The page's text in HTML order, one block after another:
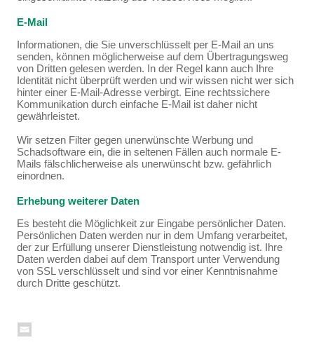
E-Mail
Informationen, die Sie unverschlüsselt per E-Mail an uns
senden, können möglicherweise auf dem Übertragungsweg
von Dritten gelesen werden. In der Regel kann auch Ihre
Identität nicht überprüft werden und wir wissen nicht wer sich
hinter einer E-Mail-Adresse verbirgt. Eine rechtssichere
Kommunikation durch einfache E-Mail ist daher nicht
gewährleistet.
Wir setzen Filter gegen unerwünschte Werbung und
Schadsoftware ein, die in seltenen Fällen auch normale E-
Mails fälschlicherweise als unerwünscht bzw. gefährlich
einordnen.
Erhebung weiterer Daten
Es besteht die Möglichkeit zur Eingabe persönlicher Daten.
Persönlichen Daten werden nur in dem Umfang verarbeitet,
der zur Erfüllung unserer Dienstleistung notwendig ist. Ihre
Daten werden dabei auf dem Transport unter Verwendung
von SSL verschlüsselt und sind vor einer Kenntnisnahme
durch Dritte geschützt.